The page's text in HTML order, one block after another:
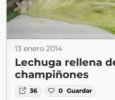
13 enero 2014
Lechuga rellena
champiñones
36 0 Guardar